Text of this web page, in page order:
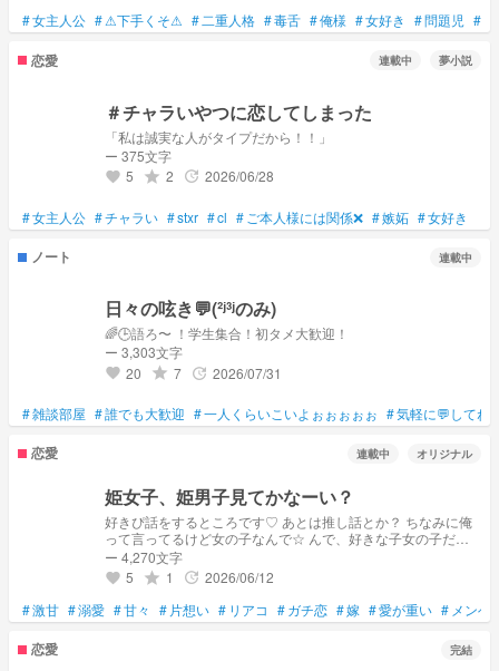
#女主人公 #⚠下手くそ⚠ #二重人格 #毒舌 #俺様 #女好き #問題児 #
恋愛 連載中 夢小説
＃チャラいやつに恋してしまった
「私は誠実な人がタイプだから！！」
ー 375文字
favorite 5 grade 2 update 2026/06/28
#女主人公 #チャラい #stxr #cl # ご本人様には関係❌ #嫉妬 #女好き
ノート 連載中
日々の呟き💬(²ʲ³ʲのみ)
🌈🕒語ろ〜 ！学生集合！初タメ大歓迎！
ー 3,303文字
favorite 20 grade 7 update 2026/07/31
#雑談部屋 #誰でも大歓迎 #一人くらいこいよぉぉぉぉぉ #気軽に💬してね
恋愛 連載中 オリジナル
姫女子、姫男子見てかなーい？
好きぴ話をするところです♡ あとは推し話とか？ ちなみに俺
って言ってるけど女の子なんで☆ んで、好きな子女の子だか
ら簡単に言えば百合ッスねー！百合好きの姫女子、姫男子俺の
片思い(百合）見てかない？
ー 4,270文字
favorite 5 grade 1 update 2026/06/12
#激甘 #溺愛 #甘々 # 片想い # リアコ #ガチ恋 #嫁 #愛が重い # メンヘ
恋愛 完結